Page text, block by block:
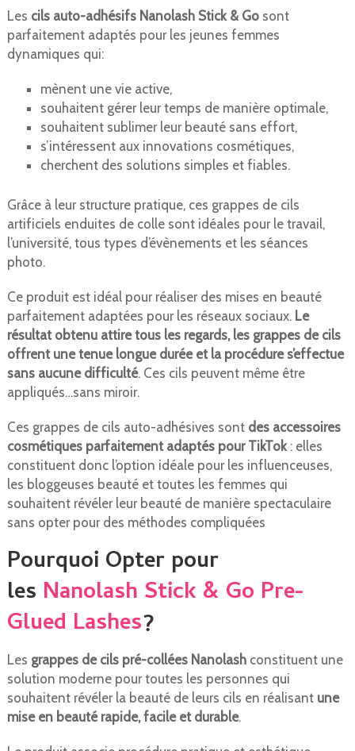
Les cils auto-adhésifs Nanolash Stick & Go sont
parfaitement adaptés pour les jeunes femmes
dynamiques qui:
mènent une vie active,
souhaitent gérer leur temps de manière optimale,
souhaitent sublimer leur beauté sans effort,
s’intéressent aux innovations cosmétiques,
cherchent des solutions simples et fiables.
Grâce à leur structure pratique, ces grappes de cils
artificiels enduites de colle sont idéales pour le travail,
l’université, tous types d’évènements et les séances
photo.
Ce produit est idéal pour réaliser des mises en beauté
parfaitement adaptées pour les réseaux sociaux. Le
résultat obtenu attire tous les regards, les grappes de cils
offrent une tenue longue durée et la procédure s’effectue
sans aucune difficulté. Ces cils peuvent même être
appliqués…sans miroir.
Ces grappes de cils auto-adhésives sont des accessoires
cosmétiques parfaitement adaptés pour TikTok : elles
constituent donc l’option idéale pour les influenceuses,
les bloggeuses beauté et toutes les femmes qui
souhaitent révéler leur beauté de manière spectaculaire
sans opter pour des méthodes compliquées
Pourquoi Opter pour
les Nanolash Stick & Go Pre-
Glued Lashes?
Les grappes de cils pré-collées Nanolash constituent une
solution moderne pour toutes les personnes qui
souhaitent révéler la beauté de leurs cils en réalisant une
mise en beauté rapide, facile et durable.